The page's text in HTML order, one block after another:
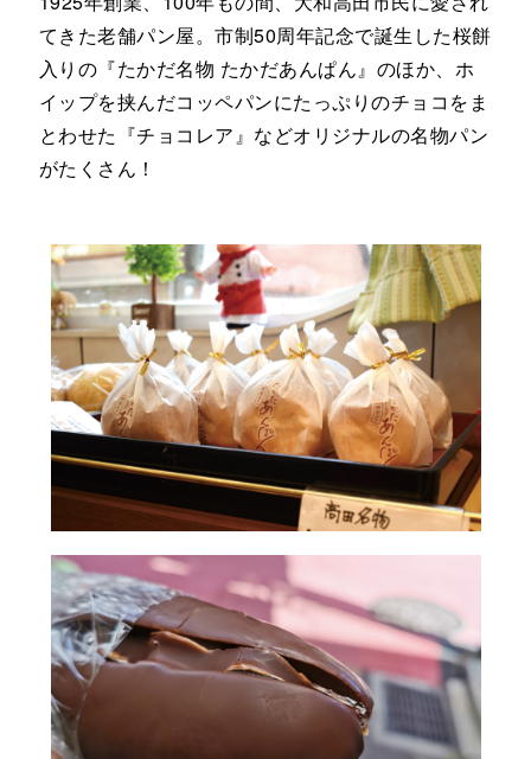
てきた老舗パン屋。市制50周年記念で誕生した桜餅
入りの『たかだ名物 たかだあんぱん』のほか、ホ
イップを挟んだコッペパンにたっぷりのチョコをま
とわせた『チョコレア』などオリジナルの名物パン
がたくさん！